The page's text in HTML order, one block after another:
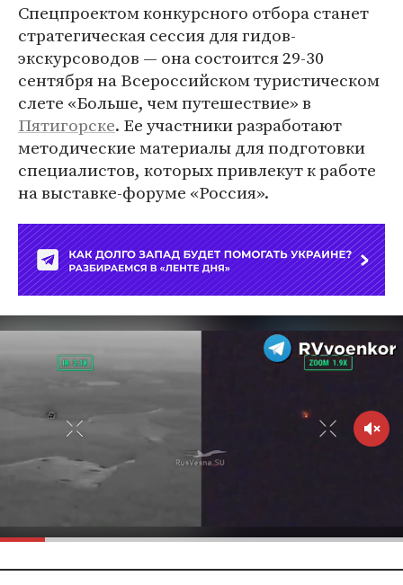
Спецпроектом конкурсного отбора станет
стратегическая сессия для гидов-
экскурсоводов — она состоится 29-30
сентября на Всероссийском туристическом
слете «Больше, чем путешествие» в
Пятигорске. Ее участники разработают
методические материалы для подготовки
специалистов, которых привлекут к работе
на выставке-форуме «Россия».